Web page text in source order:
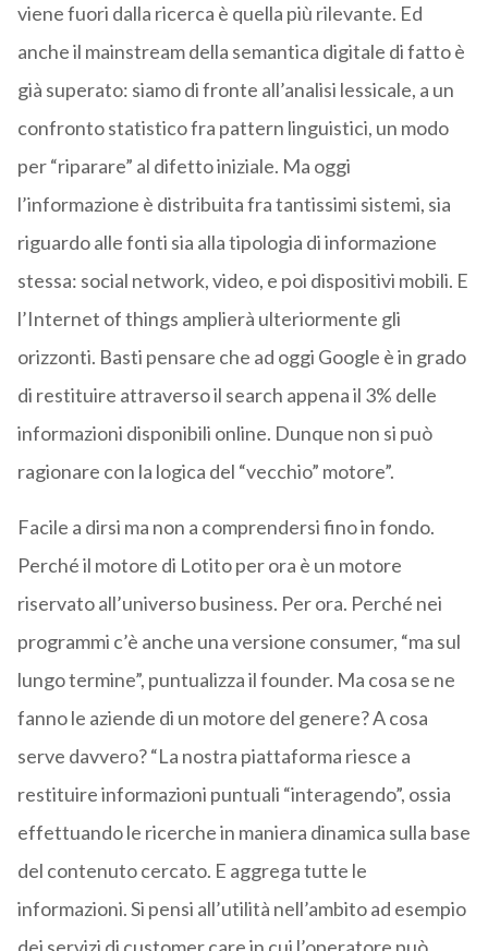
viene fuori dalla ricerca è quella più rilevante. Ed
anche il mainstream della semantica digitale di fatto è
già superato: siamo di fronte all’analisi lessicale, a un
confronto statistico fra pattern linguistici, un modo
per “riparare” al difetto iniziale. Ma oggi
l’informazione è distribuita fra tantissimi sistemi, sia
riguardo alle fonti sia alla tipologia di informazione
stessa: social network, video, e poi dispositivi mobili. E
l’Internet of things amplierà ulteriormente gli
orizzonti. Basti pensare che ad oggi Google è in grado
di restituire attraverso il search appena il 3% delle
informazioni disponibili online. Dunque non si può
ragionare con la logica del “vecchio” motore”.
Facile a dirsi ma non a comprendersi fino in fondo.
Perché il motore di Lotito per ora è un motore
riservato all’universo business. Per ora. Perché nei
programmi c’è anche una versione consumer, “ma sul
lungo termine”, puntualizza il founder. Ma cosa se ne
fanno le aziende di un motore del genere? A cosa
serve davvero? “La nostra piattaforma riesce a
restituire informazioni puntuali “interagendo”, ossia
effettuando le ricerche in maniera dinamica sulla base
del contenuto cercato. E aggrega tutte le
informazioni. Si pensi all’utilità nell’ambito ad esempio